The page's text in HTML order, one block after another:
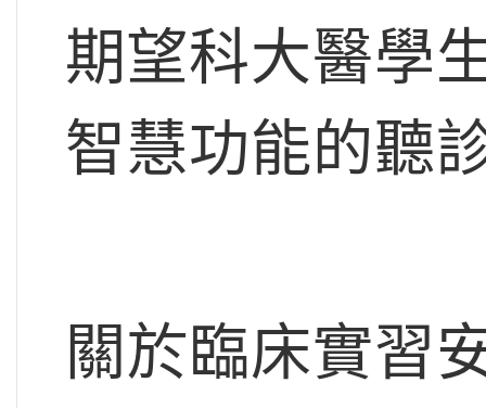
期望科大醫學
智慧功能的聽
關於臨床實習